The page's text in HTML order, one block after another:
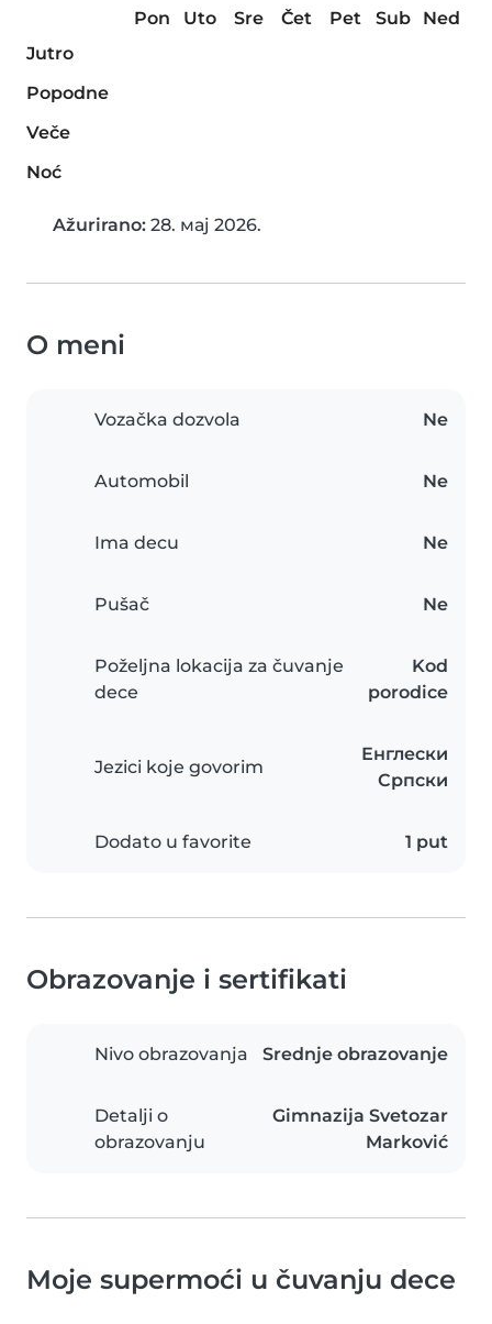
Pon Uto Sre Čet Pet Sub
Ned
Jutro
Popodne
Veče
Noć
Ažurirano: 28. мај 2026.
O meni
Vozačka dozvola Ne
Automobil Ne
Ima decu Ne
Pušač Ne
Poželjna lokacija za čuvanje
dece
Kod
porodice
Jezici koje govorim
Енглески
Српски
Dodato u favorite 1 put
Obrazovanje i sertifikati
Nivo obrazovanja Srednje obrazovanje
Detalji o
obrazovanju
Gimnazija Svetozar
Marković
Moje supermoći u čuvanju dece